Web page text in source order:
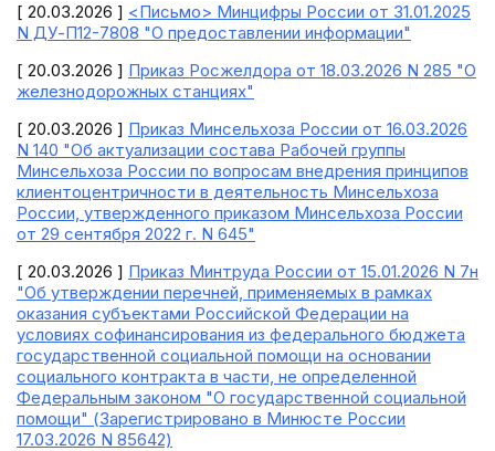
[ 20.03.2026 ] <Письмо> Минцифры России от 31.01.2025
N ДУ-П12-7808 "О предоставлении информации"
[ 20.03.2026 ] Приказ Росжелдора от 18.03.2026 N 285 "О
железнодорожных станциях"
[ 20.03.2026 ] Приказ Минсельхоза России от 16.03.2026
N 140 "Об актуализации состава Рабочей группы
Минсельхоза России по вопросам внедрения принципов
клиентоцентричности в деятельность Минсельхоза
России, утвержденного приказом Минсельхоза России
от 29 сентября 2022 г. N 645"
[ 20.03.2026 ] Приказ Минтруда России от 15.01.2026 N 7н
"Об утверждении перечней, применяемых в рамках
оказания субъектами Российской Федерации на
условиях софинансирования из федерального бюджета
государственной социальной помощи на основании
социального контракта в части, не определенной
Федеральным законом "О государственной социальной
помощи" (Зарегистрировано в Минюсте России
17.03.2026 N 85642)